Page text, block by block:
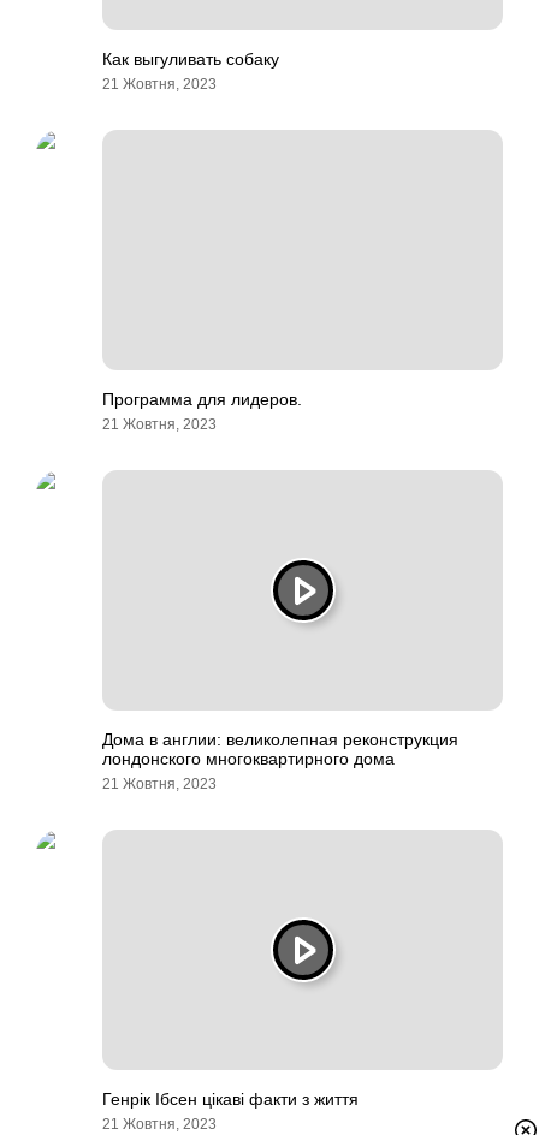
Как выгуливать собаку
21 Жовтня, 2023
Программа для лидеров.
21 Жовтня, 2023
Дома в англии: великолепная реконструкция
лондонского многоквартирного дома
21 Жовтня, 2023
Генрік Ібсен цікаві факти з життя
21 Жовтня, 2023